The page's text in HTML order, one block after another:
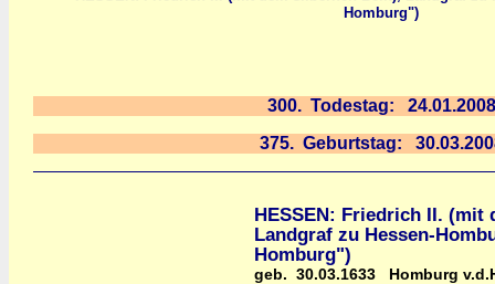
Homburg")
300. Todestag: 24.01.2008
375. Geburtstag:
HESSEN: Friedrich II. (mit
Landgraf zu Hessen-
Homburg")
geb. 30.03.1633 Homburg